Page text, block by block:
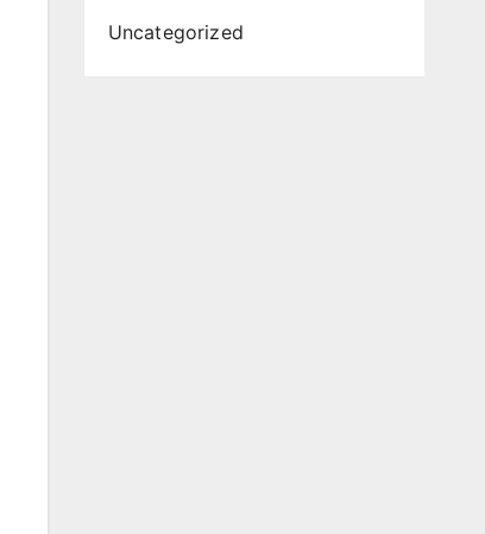
Uncategorized